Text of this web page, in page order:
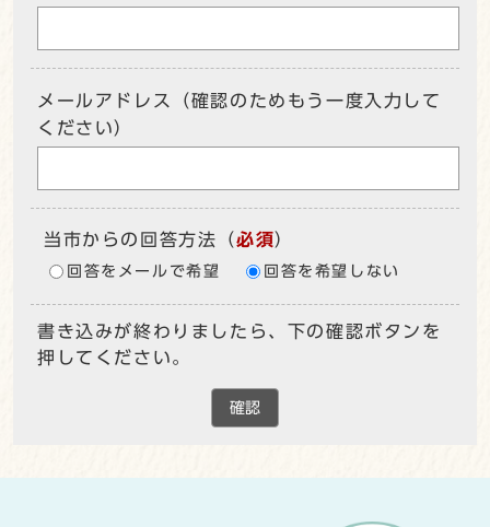
メールアドレス（確認のためもう一度入力して
ください）
当市からの回答方法 （必須）
回答をメールで希望 回答を希望しない
書き込みが終わりましたら、下の確認ボタンを
押してください。
確認